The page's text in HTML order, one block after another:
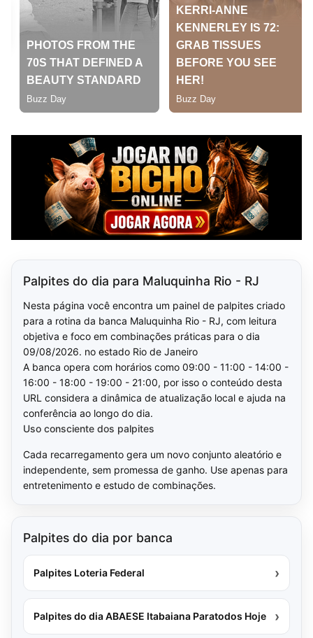
Palpites do dia para Maluquinha Rio - RJ
Nesta página você encontra um painel de palpites criado
para a rotina da banca Maluquinha Rio - RJ, com leitura
objetiva e foco em combinações práticas para o dia
09/08/2026. no estado Rio de Janeiro
A banca opera com horários como 09:00 - 11:00 - 14:00 -
16:00 - 18:00 - 19:00 - 21:00, por isso o conteúdo desta
URL considera a dinâmica de atualização local e ajuda na
conferência ao longo do dia.
Uso consciente dos palpites
Cada recarregamento gera um novo conjunto aleatório e
independente, sem promessa de ganho. Use apenas para
entretenimento e estudo de combinações.
Palpites do dia por banca
Palpites Loteria Federal ›
Palpites do dia ABAESE Itabaiana Paratodos Hoje ›